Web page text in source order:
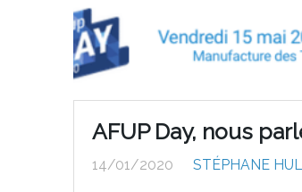
AFUP Day, nous
14/01/2020 STÉPHANE